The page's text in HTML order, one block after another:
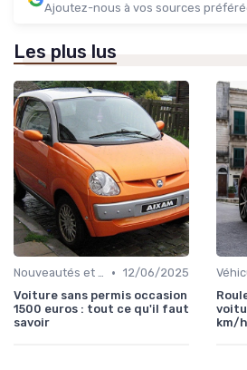
Ajoutez-nous à vos sources
Les plus lus
Nouveautés et Tendances • 12/06/2025
Voiture sans permis occasion
1500 euros : tout ce qu'il faut
savoir
km/h